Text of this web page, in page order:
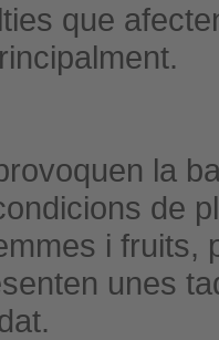
que
la
de
i fruits,
unes